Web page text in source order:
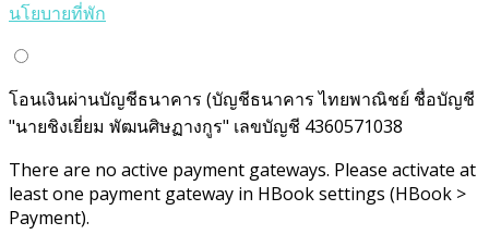
นโยบายที่พัก
โอนเงินผ่านบัญชีธนาคาร (บัญชีธนาคาร ไทยพาณิชย์ ชื่อบัญชี
"นายชิงเยี่ยม พัฒนศิษฏางกูร" เลขบัญชี 4360571038
There are no active payment gateways. Please activate at
least one payment gateway in HBook settings (HBook >
Payment).